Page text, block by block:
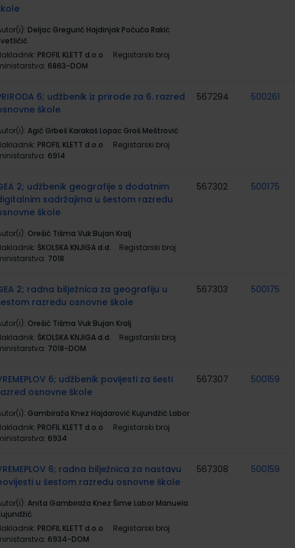
Deljac Gregurić Hajdinjak Počuča Rakić
PROFIL KLETT d.o.o.
Registarski broj
6863-DOM
6; udžbenik iz prirode za 6. razred
škole
Agić Grbeš Karakaš Lopac Groš Meštrović
PROFIL KLETT d.o.o.
Registarski broj
6914
567294 500261
2; udžbenik geografije s dodatnim
sadržajima u šestom razredu
škole
Orešić Tišma Vuk Bujan Kralj
ŠKOLSKA KNJIGA d.d.
Registarski broj
7018
567302 500175
2; radna bilježnica za geografiju u
razredu osnovne škole
Orešić Tišma Vuk Bujan Kralj
ŠKOLSKA KNJIGA d.d.
Registarski broj
7018-DOM
567303 500175
6; udžbenik povijesti za šesti
osnovne škole
Gambiraža Knez Hajdarović Kujundžić Labor
PROFIL KLETT d.o.o.
Registarski broj
6934
567307 500159
6; radna bilježnica za nastavu
u šestom razredu osnovne škole
Anita Gambiraža Knez Šime Labor Manuela
PROFIL KLETT d.o.o.
Registarski broj
6934-DOM
567308 500159